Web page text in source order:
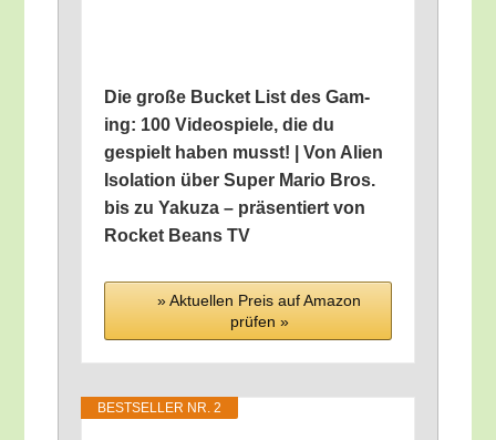
Die gro­ße Bucket List des Gam­
ing: 100 Video­spie­le, die du
gespielt haben musst! | Von Ali­en
Iso­la­ti­on über Super Mario Bros.
bis zu Yaku­za – prä­sen­tiert von
Rocket Beans TV
» Aktu­el­len Preis auf Ama­zon
prü­fen »
BEST­SEL­LER NR. 2